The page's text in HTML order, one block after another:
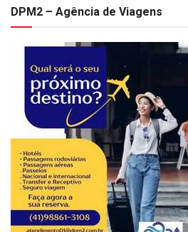
DPM2 – Agência de Viagens